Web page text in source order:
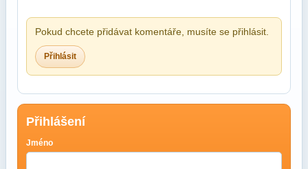
Pokud chcete přidávat komentáře, musíte se přihlásit.
Přihlásit
Přihlášení
Jméno